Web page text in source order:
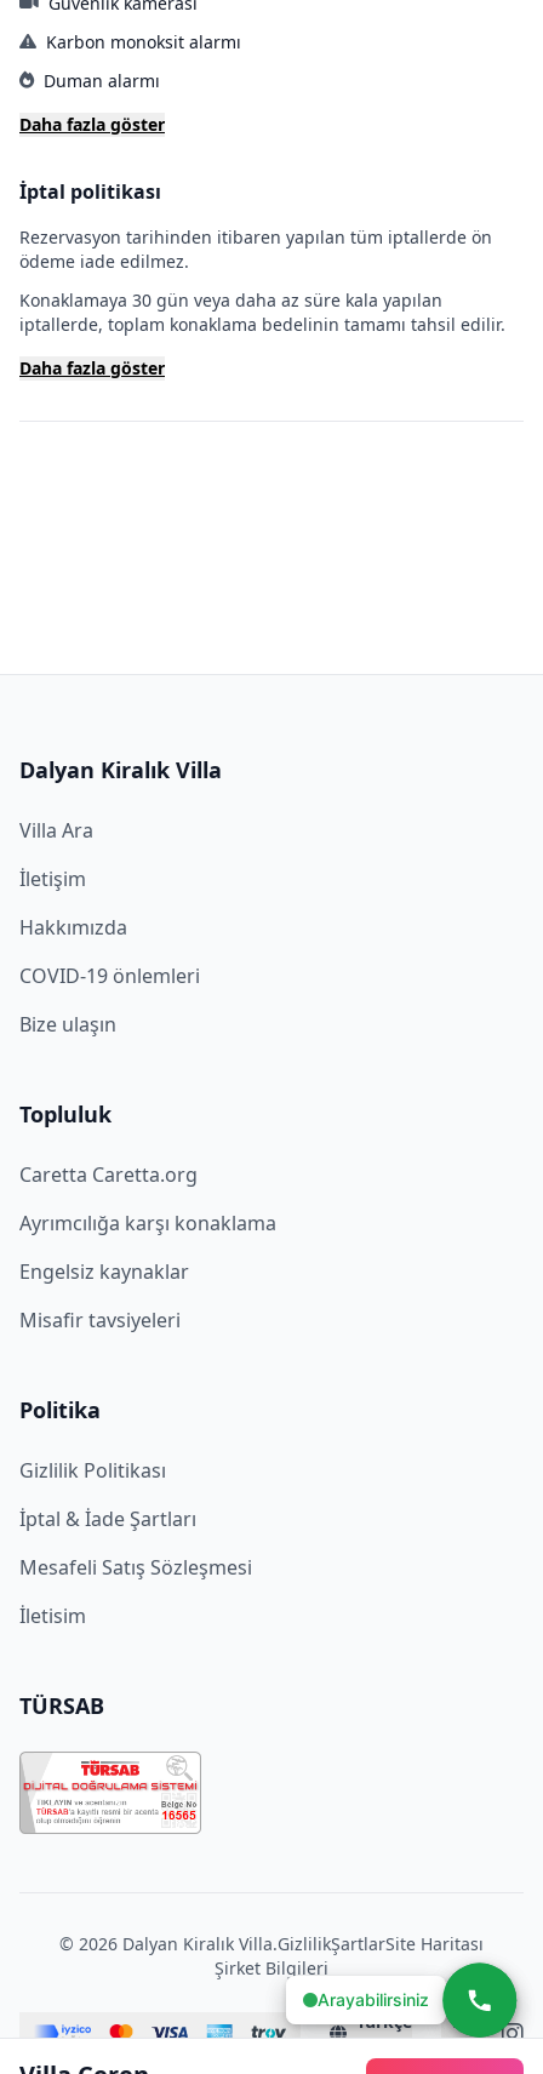
Arayabilirsiniz
Arayabilirsiniz
Karbon monoksit alarmı
Duman alarmı
Daha fazla göster
İptal politikası
Rezervasyon tarihinden itibaren yapılan tüm iptallerde ön
ödeme iade edilmez.
Konaklamaya 30 gün veya daha az süre kala yapılan
iptallerde, toplam konaklama bedelinin tamamı tahsil edilir.
Daha fazla göster
Dalyan Kiralık Villa
Villa Ara
İletişim
Hakkımızda
COVID-19 önlemleri
Bize ulaşın
Topluluk
Caretta Caretta.org
Ayrımcılığa karşı konaklama
Engelsiz kaynaklar
Misafir tavsiyeleri
Politika
Gizlilik Politikası
İptal & İade Şartları
Mesafeli Satış Sözleşmesi
İletisim
TÜRSAB
© 2026 Dalyan Kiralık Villa.GizlilikŞartlarSite Haritası
Şirket Bilgileri
Türkçe
(TR)
₺
TRY